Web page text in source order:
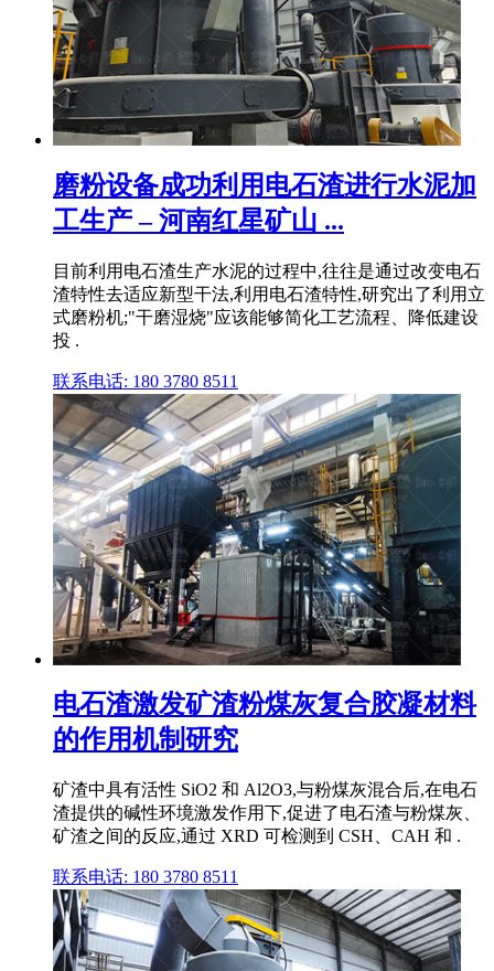
磨粉设备成功利用电石渣进行水泥加
工生产 – 河南红星矿山 ...
目前利用电石渣生产水泥的过程中,往往是通过改变电石
渣特性去适应新型干法,利用电石渣特性,研究出了利用立
式磨粉机;"干磨湿烧"应该能够简化工艺流程、降低建设
投 .
联系电话: 180 3780 8511
电石渣激发矿渣粉煤灰复合胶凝材料
的作用机制研究
矿渣中具有活性 SiO2 和 Al2O3,与粉煤灰混合后,在电石
渣提供的碱性环境激发作用下,促进了电石渣与粉煤灰、
矿渣之间的反应,通过 XRD 可检测到 CSH、CAH 和 .
联系电话: 180 3780 8511